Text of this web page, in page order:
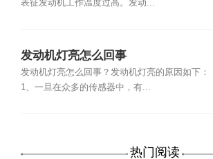
表征发动机工作温度过高。发动...
发动机灯亮怎么回事
发动机灯亮怎么回事？发动机灯亮的原因如下：
1、一旦在众多的传感器中，有...
热门阅读